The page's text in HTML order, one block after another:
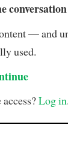
conversation
— and
used.
Log in.